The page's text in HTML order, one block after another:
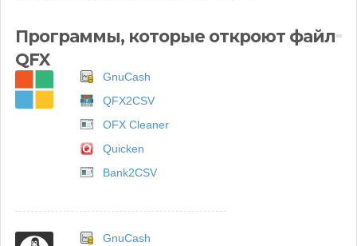
Программы, которые откроют файл
QFX
GnuCash
QFX2CSV
OFX Cleaner
Quicken
Bank2CSV
GnuCash